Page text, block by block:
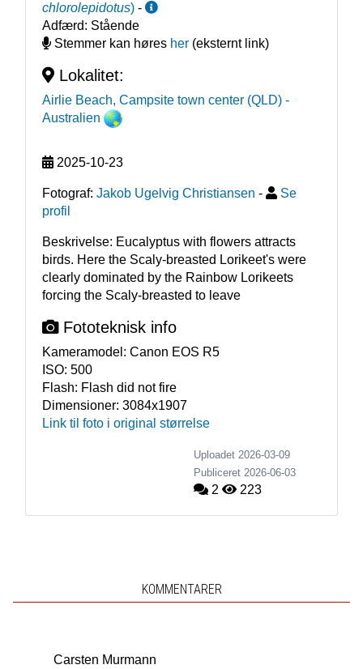
chlorolepidotus) -
Adfærd: Stående
Stemmer kan høres her(eksternt link)
Lokalitet:
Airlie Beach, Campsite town center (QLD) -
Australien
2025-10-23
Fotograf: Jakob Ugelvig Christiansen -
Se
profil
Beskrivelse: Eucalyptus with flowers attracts
birds. Here the Scaly-breasted Lorikeet's were
clearly dominated by the Rainbow Lorikeets
forcing the Scaly-breasted to leave
Fototeknisk info
Kameramodel: Canon EOS R5
ISO: 500
Flash: Flash did not fire
Dimensioner: 3084x1907
Link til foto i original størrelse
Uploadet 2026-03-09
Publiceret 2026-06-03
2 223
KOMMENTARER
Carsten Murmann